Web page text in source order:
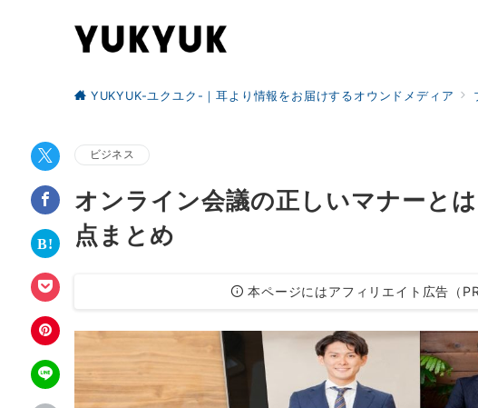
YUKYUK-ユクユク-｜耳より情報をお届けするオウンドメディア
ビジネス
オンライン会議の正しいマナーと
点まとめ
本ページにはアフィリエイト広告（